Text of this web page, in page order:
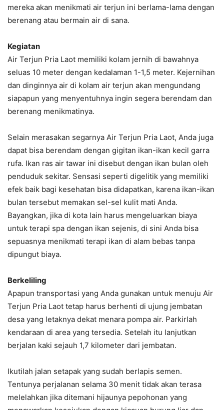
mereka akan menikmati air terjun ini berlama-lama dengan
berenang atau bermain air di sana.
Kegiatan
Air Terjun Pria Laot memiliki kolam jernih di bawahnya
seluas 10 meter dengan kedalaman 1-1,5 meter. Kejernihan
dan dinginnya air di kolam air terjun akan mengundang
siapapun yang menyentuhnya ingin segera berendam dan
berenang menikmatinya.
Selain merasakan segarnya Air Terjun Pria Laot, Anda juga
dapat bisa berendam dengan gigitan ikan-ikan kecil garra
rufa. Ikan ras air tawar ini disebut dengan ikan bulan oleh
penduduk sekitar. Sensasi seperti digelitik yang memiliki
efek baik bagi kesehatan bisa didapatkan, karena ikan-ikan
bulan tersebut memakan sel-sel kulit mati Anda.
Bayangkan, jika di kota lain harus mengeluarkan biaya
untuk terapi spa dengan ikan sejenis, di sini Anda bisa
sepuasnya menikmati terapi ikan di alam bebas tanpa
dipungut biaya.
Berkeliling
Apapun transportasi yang Anda gunakan untuk menuju Air
Terjun Pria Laot tetap harus berhenti di ujung jembatan
desa yang letaknya dekat menara pompa air. Parkirlah
kendaraan di area yang tersedia. Setelah itu lanjutkan
berjalan kaki sejauh 1,7 kilometer dari jembatan.
Ikutilah jalan setapak yang sudah berlapis semen.
Tentunya perjalanan selama 30 menit tidak akan terasa
melelahkan jika ditemani hijaunya pepohonan yang